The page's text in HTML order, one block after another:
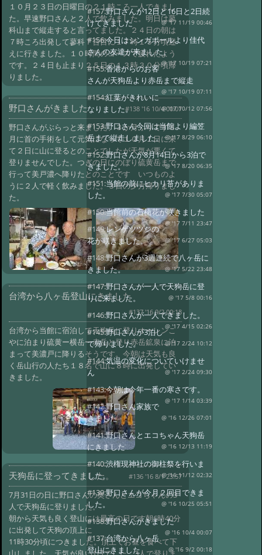
１０月２３日の日曜日の２１時ころ一人できまし
た。早速野口さんと２人で飲みました。明日は蓼
科山まで縦走すると言ってました。２４日の朝は
７時ころ出発して蓼科７合目に１７時１５分頃迎
えに行きました。１０時間のコースで疲れたよう
です。２４日も止まり２５日の１３時３０分頃帰
りました。
野口さんがきました #138 '16 10/4 00:07
野口さんがぶらっと来ました、３か月ぶりです８
月に首の手術をして元気になって１０月１日に来
て２日に山に登るとのことでしたが天気が悪くて
登りませんでした。つぎの日にのぼり硫黄岳まで
行って美戸濃へ降りたとのことです いつものよ
うに２人で軽く飲みました。３日の夕方帰りまし
た。
台湾から八ヶ岳登山にきました
#137 '16 9/2 00:18
台湾から当館に宿泊して天狗岳に登りオーレンこ
やに泊まり硫黄ー横岳ー赤岳と登り赤岳鉱泉に泊
まって美濃戸に降りるそうです。今朝は天気も良
く岳山行の人たち１８名で山に８時に出発してい
きました。
天狗岳に登ってきました。 #136 '16 8/1 23:57
7月31日の日に野口さんの奥さんとエコちゃんの3
人で天狗岳に登りました。
朝から天気も良く登山には最高の日です朝6時40分
に出発して天狗の頂上に
11時30分頃につきました。頂上でお昼を食べて下
#157:野口さんが12日と16日と2日続
けてきました
@ '17 11/19 00:46
#156:今日はシンガポールより佳代
さんの友達が来ました。
@ '17 10/19 07:21
#155:香港からのお客
さんが天狗岳より赤岳まで縦走
@ '17 10/19 07:11
#154:紅葉がきれいに
なりました。
@ '17 10/12 07:56
#153:野口さん今回は当館より編笠
岳まで縦走しました。 @ '17 8/29 06:10
#152:野口さんが8月14日から3泊で
きました。
@ '17 8/20 06:35
#151:当館の前にヒカリ苔がありま
した。
@ '17 7/30 05:07
#150:当館前の石楠花が咲きました
@ '17 7/11 23:47
#149:レンゲツツジの
花が咲きました。
@ '17 6/27 05:03
#148:野口さんが3週連続で八ヶ岳に
きました。
@ '17 5/22 23:48
#147:野口さんが一人で天狗岳に登
りに来ました。
@ '17 5/8 00:16
#146:野口さんが一人できました。
@ '17 4/15 02:26
#145:野口さんが3泊し
て帰りました。
@ '17 2/24 10:12
#144:気温の変化についていけませ
ん
@ '17 2/24 09:30
#143:今朝は今年一番の寒さです。
@ '17 1/14 03:39
#142:野口さん家族で
きました
@ '16 12/26 07:01
#141:野口さんとエコちゃん天狗岳
にきました
@ '16 12/13 11:19
#140:渋権現神社の御柱祭を行いま
した。
@ '16 11/12 02:32
#139:野口さんが今月２回目できま
した。
@ '16 10/25 05:51
#138:野口さんがきました
@ '16 10/4 00:07
#137:台湾から八ヶ岳
登山にきました
@ '16 9/2 00:18